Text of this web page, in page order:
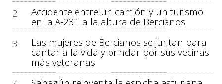
2
Accidente entre un camión y un turismo
en la A-231 a la altura de Bercianos
3
Las mujeres de Bercianos se juntan para
cantar a la vida y brindar por sus vecinas
más veteranas